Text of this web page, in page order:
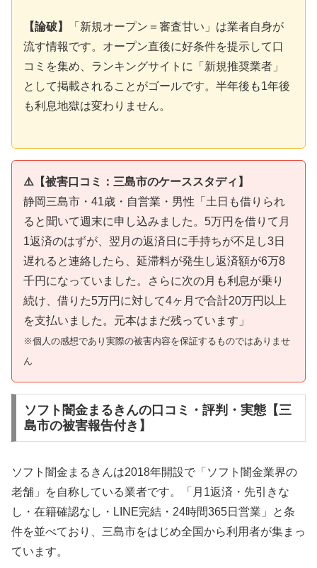
【論破】
「新規オープン＝審査甘い」は業者自身が
流す情報です。オープン直後に好条件を提示して口
コミを集め、ランキングサイトに「新規推奨業者」
として掲載されることがゴールです。半年後も1年後
も利息地獄は変わりません。
⚠️【被害口コミ：三島市のケーススタディ】
静岡三島市・41歳・自営業・男性「土日も借りられ
ると聞いて週末に申し込みました。5万円を借りて月
1返済のはずが、翌月の返済日に手持ちが不足し3日
遅れると連絡したら、延滞料が発生し返済額が6万8
千円になっていました。さらに次の月も利息が乗り
続け、借りた5万円に対して4ヶ月で合計20万円以上
を支払いました。元本はまだ残っています」
※個人の感想であり実際の被害内容を保証するものではありませ
ん
ソフト闇金まるきんの口コミ・評判・実態【三
島市の被害報告付き】
ソフト闇金まるきんは2018年開設で「ソフト闇金業界の
老舗」を自称している業者です。「月1返済・先引きな
し・在籍確認なし・LINE完結・24時間365日営業」と条
件を並べており、三島市をはじめ全国から利用者が集まっ
ています。